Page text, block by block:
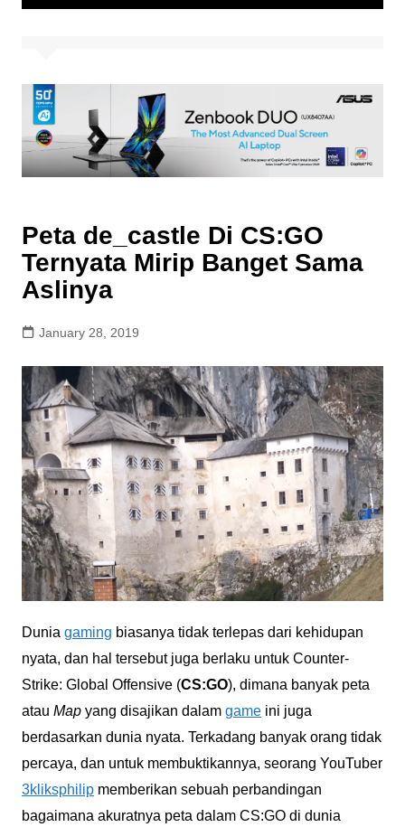
Peta de_castle Di CS:GO
Ternyata Mirip Banget Sama
Aslinya
January 28, 2019
Dunia gaming biasanya tidak terlepas dari kehidupan
nyata, dan hal tersebut juga berlaku untuk Counter-
Strike: Global Offensive (CS:GO), dimana banyak peta
atau Mapyang disajikan dalam gameini juga
berdasarkan dunia nyata. Terkadang banyak orang tidak
percaya, dan untuk membuktikannya, seorang YouTuber
3kliksphilipmemberikan sebuah perbandingan
bagaimana akuratnya peta dalam CS:GO di dunia